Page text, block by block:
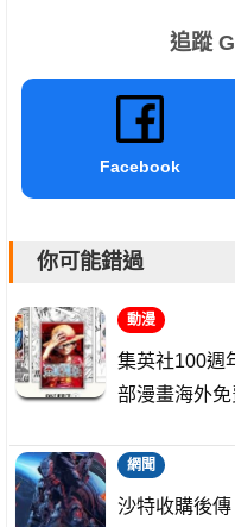
追蹤
Facebook
你可能錯過
動漫
集英社100
部漫畫海外
網聞
沙特收購後